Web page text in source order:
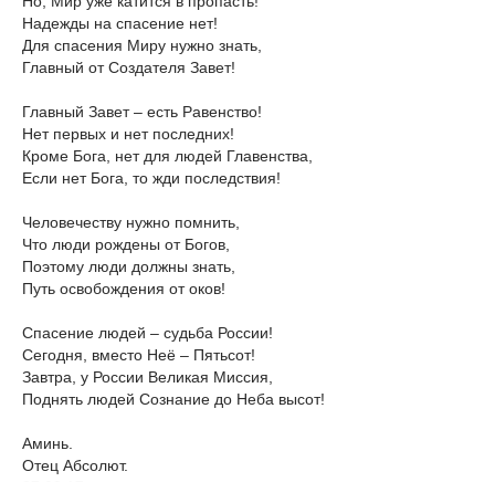
Надежды на спасение нет!
Для спасения Миру нужно знать,
Главный от Создателя Завет!
Главный Завет – есть Равенство!
Нет первых и нет последних!
Кроме Бога, нет для людей Главенства,
Если нет Бога, то жди последствия!
Человечеству нужно помнить,
Что люди рождены от Богов,
Поэтому люди должны знать,
Путь освобождения от оков!
Спасение людей – судьба России!
Сегодня, вместо Неё – Пятьсот!
Завтра, у России Великая Миссия,
Поднять людей Сознание до Неба высот!
Аминь.
Отец Абсолют.